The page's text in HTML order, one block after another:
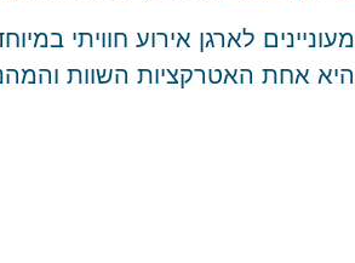
מעוניינים לארגן אירוע חוויתי
היא אחת האטרקציות השוות